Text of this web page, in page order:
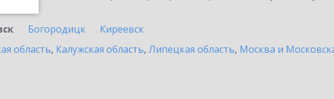
Богородицк
Киреевск
область, Калужская область, Липецкая область, Москва и